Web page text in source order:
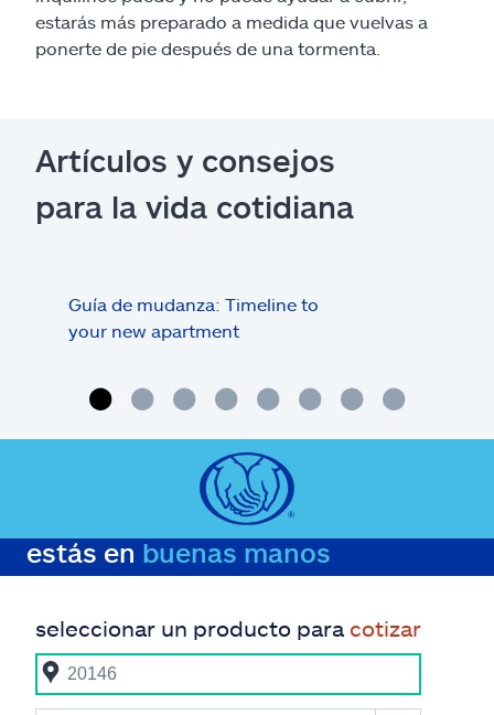
estarás más preparado a medida que vuelvas a
ponerte de pie después de una tormenta.
Artículos y consejos
para la vida cotidiana
Guía de mudanza: Timeline to
your new apartment
estás en buenas manos
seleccionar un producto para cotizar